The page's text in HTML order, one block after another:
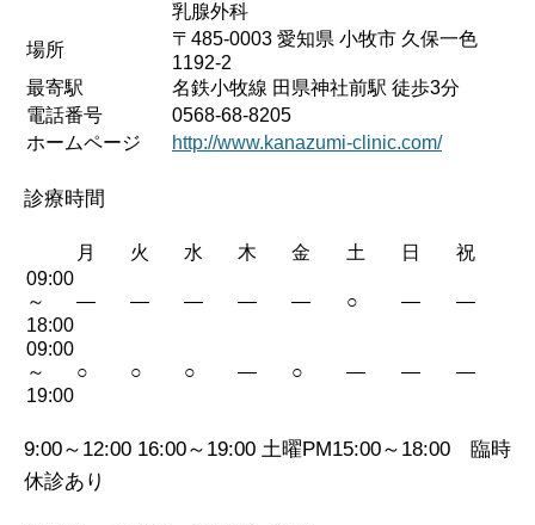
乳腺外科
場所
〒485-0003 愛知県 小牧市 久保一色
1192-2
最寄駅
名鉄小牧線 田県神社前駅 徒歩3分
電話番号
0568-68-8205
ホームページ
http://www.kanazumi-clinic.com/
診療時間
月 火 水 木 金 土 日
祝
09:00
～
18:00
— — — — — ○ — —
09:00
～
19:00
○ ○ ○ — ○ — — —
9:00～12:00 16:00～19:00 土曜PM15:00～18:00 臨時
休診あり